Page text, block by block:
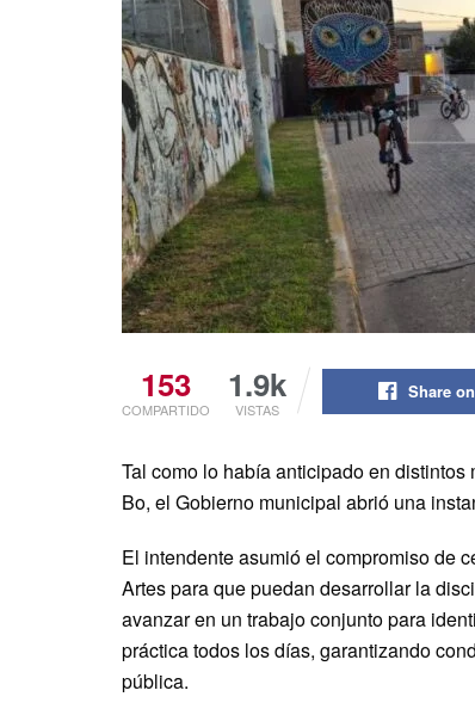
153
COMPARTIDO
1.9k
VISTAS
Share
Tal como lo había anticipado en
Bo, el Gobierno municipal abrió una
El intendente asumió el compromiso de
Artes para que puedan desarrollar la
avanzar en un trabajo conjunto para
práctica todos los días, garantizando
pública.